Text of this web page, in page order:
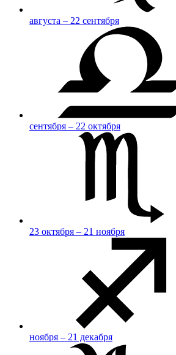
августа – 22 сентября
сентября – 22 октября
23 октября – 21 ноября
ноября – 21 декабря